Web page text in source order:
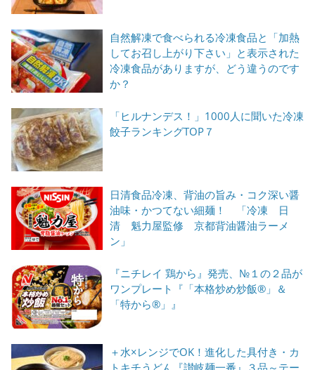
自然解凍で食べられる冷凍食品と「加熱
してお召し上がり下さい」と表示された
冷凍食品がありますが、どう違うのです
か？
「ヒルナンデス！」1000人に聞いた冷凍
餃子ランキングTOP７
日清食品冷凍、背油の旨み・コク深い醤
油味・かつてない細麺！ 「冷凍 日
清 魁力屋監修 京都背油醤油ラーメ
ン」
『ニチレイ 鶏から』発売、№１の２品が
ワンプレート『「本格炒め炒飯®」＆
「特から®」』
＋水×レンジでOK！進化した具付き・カ
トキチうどん『讃岐麺一番』３品～テー